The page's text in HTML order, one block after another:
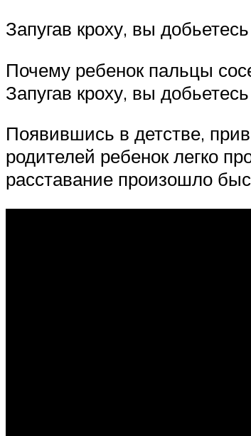
Запугав кроху, вы
Почему ребенок пальцы
Запугав кроху, вы
Появившись в детстве,
родителей ребенок легко
расставание произошло